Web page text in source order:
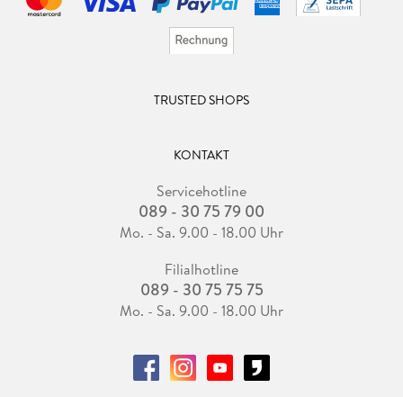
TRUSTED SHOPS
KONTAKT
Servicehotline
089 - 30 75 79 00
Mo. - Sa. 9.00 - 18.00 Uhr
Filialhotline
089 - 30 75 75 75
Mo. - Sa. 9.00 - 18.00 Uhr